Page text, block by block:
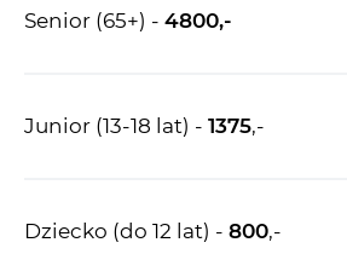
Senior (65+) - 4800,-
Junior (13-18 lat) - 1375,-
Dziecko (do 12 lat) - 800,-